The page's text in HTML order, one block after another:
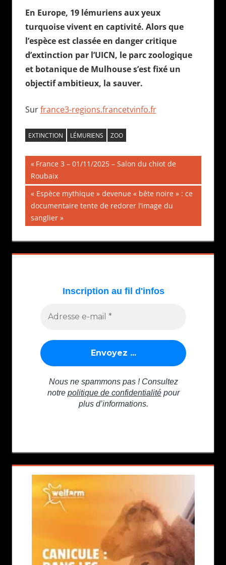
En Europe, 19 lémuriens aux yeux
turquoise vivent en captivité. Alors que
l’espèce est classée en danger critique
d’extinction par l’UICN, le parc zoologique
et botanique de Mulhouse s’est fixé un
objectif ambitieux, la sauver.
Surfrance3-regions.francetvinfo.fr
EXTINCTION LÉMURIENS ZOO
Navigation
de
l’article
Publication
précédente :
France 3 – 01/11/2025 – Salon du chiot de
Roubaix
Publication
suivante :
« Espèce mythique » devenue « bête noire » : ce
documentaire tente de redorer l’image du
sanglier